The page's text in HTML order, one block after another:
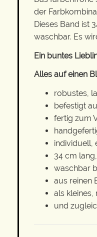
der
Dieses Band ist
waschbar. Es
Ein buntes
Alles auf einen
robustes,
befestigt
fertig zum
individuell,
34 cm
waschbar
aus reinen
als
und